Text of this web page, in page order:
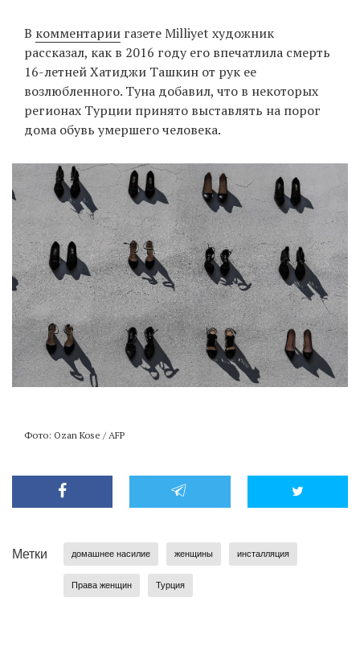
В комментарии газете Milliyet художник
рассказал, как в 2016 году его впечатлила смерть
16-летней Хатиджи Ташкин от рук ее
возлюбленного. Туна добавил, что в некоторых
регионах Турции принято выставлять на порог
дома обувь умершего человека.
Фото: Ozan Kose / AFP
Метки домашнее насилие женщины инсталляция
Права женщин Турция